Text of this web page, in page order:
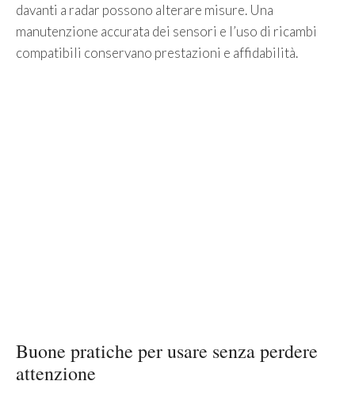
davanti a radar possono alterare misure. Una
manutenzione accurata dei sensori e l’uso di ricambi
compatibili conservano prestazioni e affidabilità.
Buone pratiche per usare senza perdere
attenzione